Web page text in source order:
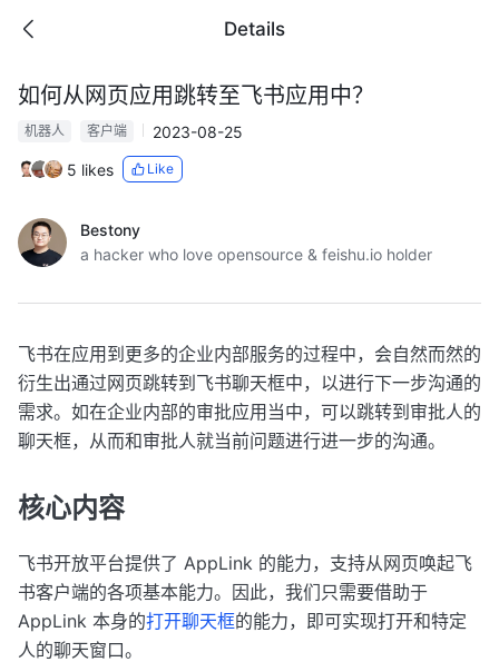
Details
如何从网页应用跳转至飞书应用中？
机器人 客户端
2023-08-25
5 likes
Like
Bestony
a hacker who love opensource & feishu.io holder
飞书在应用到更多的企业内部服务的过程中，会自然而然的
衍生出通过网页跳转到飞书聊天框中，以进行下一步沟通的
需求。如在企业内部的审批应用当中，可以跳转到审批人的
聊天框，从而和审批人就当前问题进行进一步的沟通。
核心内容
飞书开放平台提供了 AppLink 的能力，支持从网页唤起飞
书客户端的各项基本能力。因此，我们只需要借助于
AppLink 本身的打开聊天框的能力，即可实现打开和特定
人的聊天窗口。